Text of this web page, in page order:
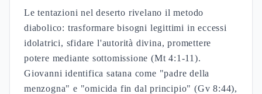
Le tentazioni nel deserto rivelano il metodo
diabolico: trasformare bisogni legittimi in eccessi
idolatrici, sfidare l'autorità divina, promettere
potere mediante sottomissione (Mt 4:1-11).
Giovanni identifica satana come "padre della
menzogna" e "omicida fin dal principio" (Gv 8:44),